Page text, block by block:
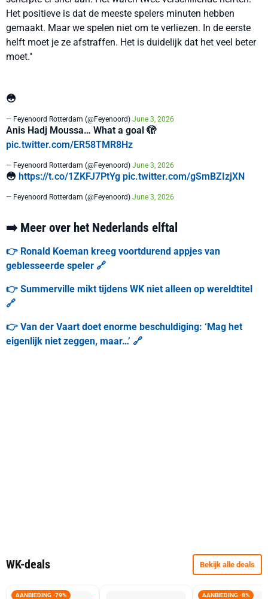
Het positieve is dat de meeste spelers minuten hebben
gemaakt. Maar we spelen niet om te verliezen. In de eerste
helft moet je ze afstraffen. Het is duidelijk dat het veel beter
moet."
😳
— Feyenoord Rotterdam (@Feyenoord) June 3, 2026
Anis Hadj Moussa… What a goal 🫣
pic.twitter.com/ER58TMR8Hz
— Feyenoord Rotterdam (@Feyenoord) June 3, 2026
😳 https://t.co/1ZKFJ7PtYg pic.twitter.com/gSmBZIzjXN
— Feyenoord Rotterdam (@Feyenoord) June 3, 2026
➡️ Meer over het Nederlands elftal
👉 Ronald Koeman kreeg voortdurend appjes van
geblesseerde speler 🔗
👉 Summerville mikt tijdens WK niet alleen op wereldtitel
🔗
👉 Van der Vaart doet enorme beschuldiging: ‘Mag het
eigenlijk niet zeggen, maar…’ 🔗
WK-deals Bekijk alle deals
AANBIEDING -79% AANBIEDING -8%